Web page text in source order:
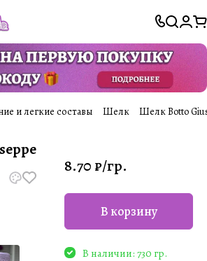
и легкие составы Шелк Шелк Botto
8.70 ₽/гр.
В корзину
В наличии: 730 гр.